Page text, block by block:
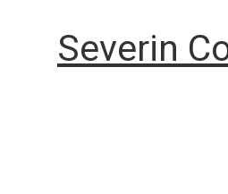
Severin